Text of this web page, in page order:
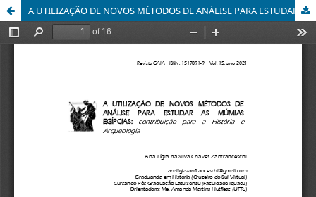
A UTILIZAÇÃO DE NOVOS MÉTODOS DE ANÁLISE PARA ESTUDAR AS MÚMIAS EGÍPCIAS